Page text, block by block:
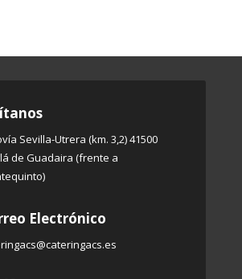
Sevilla-Utrera (km. 3,2) 41500
de Guadaira (frente a
Electrónico